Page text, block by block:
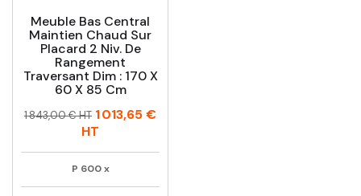
Meuble Bas Central
Maintien Chaud Sur
Placard 2 Niv. De
Rangement
Traversant Dim : 170 X
60 X 85 Cm
Prix
Prix
1 843,00 € HT 1 013,65 €
HT
P 600 x